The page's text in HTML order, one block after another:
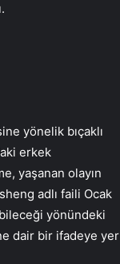
yönelik bıçaklı
erkek
yaşanan olayın
adlı faili Ocak
yönündeki
dair bir ifadeye yer